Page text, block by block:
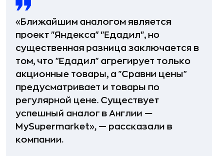
«Ближайшим аналогом является
проект "Яндекса" "Едадил", но
существенная разница заключается в
том, что "Едадил" агрегирует только
акционные товары, а "Сравни цены"
предусматривает и товары по
регулярной цене. Существует
успешный аналог в Англии —
MySupermarket», — рассказали в
компании.